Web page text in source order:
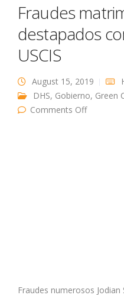
Fraudes
destapados
USCIS
August 15, 2019
DHS, Gobierno, Green
Comments Offon
Fraudes numerosos